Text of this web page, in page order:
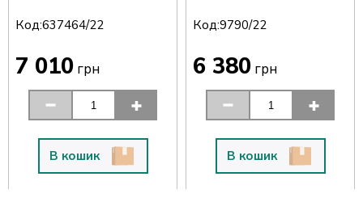
Код:637464/22
7 010 грн
В кошик
Код:9790/22
6 380 грн
В кошик